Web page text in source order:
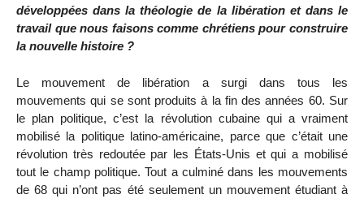
développées dans la théologie de la libération et dans le
travail que nous faisons comme chrétiens pour construire
la nouvelle histoire ?
Le mouvement de libération a surgi dans tous les
mouvements qui se sont produits à la fin des années 60. Sur
le plan politique, c’est la révolution cubaine qui a vraiment
mobilisé la politique latino-américaine, parce que c’était une
révolution très redoutée par les États-Unis et qui a mobilisé
tout le champ politique. Tout a culminé dans les mouvements
de 68 qui n’ont pas été seulement un mouvement étudiant à